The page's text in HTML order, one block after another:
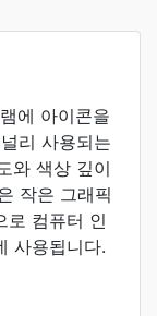
에 아이콘을
리 사용되는
와 색상 깊이
작은 그래픽
로 컴퓨터 인
사용됩니다.